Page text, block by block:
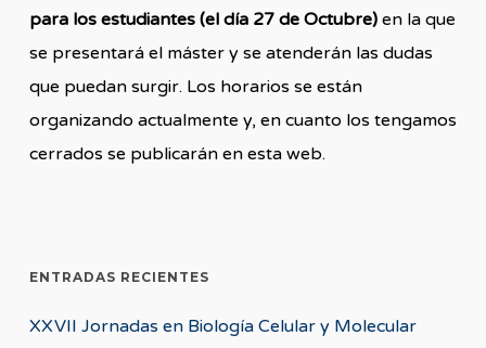
para los estudiantes (el día 27 de Octubre) en la que
se presentará el máster y se atenderán las dudas
que puedan surgir. Los horarios se están
organizando actualmente y, en cuanto los tengamos
cerrados se publicarán en esta web.
ENTRADAS RECIENTES
XXVII Jornadas en Biología Celular y Molecular